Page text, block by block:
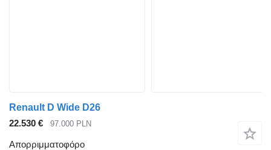
Renault D Wide D26
22.530 €
97.000 PLN
Απορριμματοφόρο